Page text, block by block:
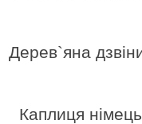
Дерев`яна
Каплиця